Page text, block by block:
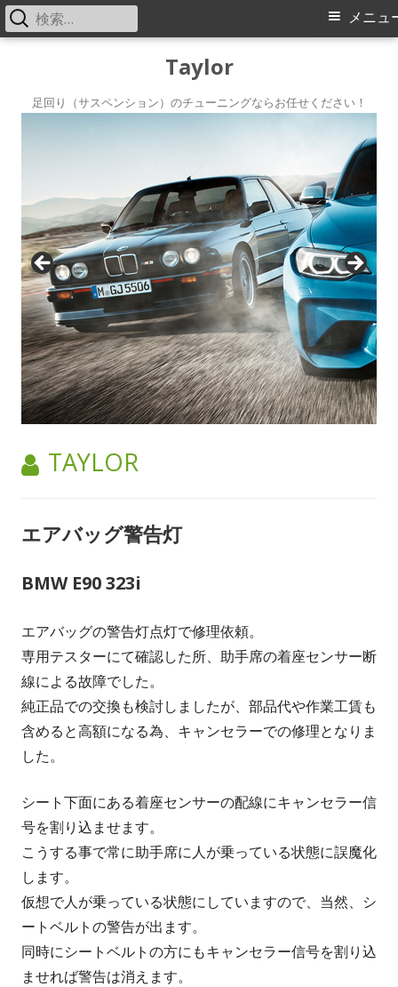
Taylor
足回り（サスペンション）のチューニングならお任せください！
メ
メニュ
検
索:
作
者:
TAYLOR
エアバッグ警告灯
BMW E90 323i
エアバッグの警告灯点灯で修理依頼。
専用テスターにて確認した所、助手席の着座センサー断
線による故障でした。
純正品での交換も検討しましたが、部品代や作業工賃も
含めると高額になる為、キャンセラーでの修理となりま
した。
シート下面にある着座センサーの配線にキャンセラー信
号を割り込ませます。
こうする事で常に助手席に人が乗っている状態に誤魔化
します。
仮想で人が乗っている状態にしていますので、当然、シ
ートベルトの警告が出ます。
同時にシートベルトの方にもキャンセラー信号を割り込
ませれば警告は消えます。